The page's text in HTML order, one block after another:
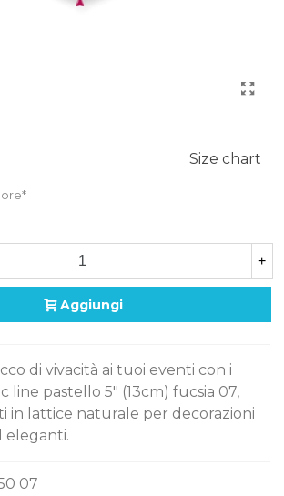
ore*
Size chart
+
Aggiungi
di vivacità ai tuoi eventi con i
line pastello 5" (13cm) fucsia 07,
in lattice naturale per decorazioni
eleganti.
07